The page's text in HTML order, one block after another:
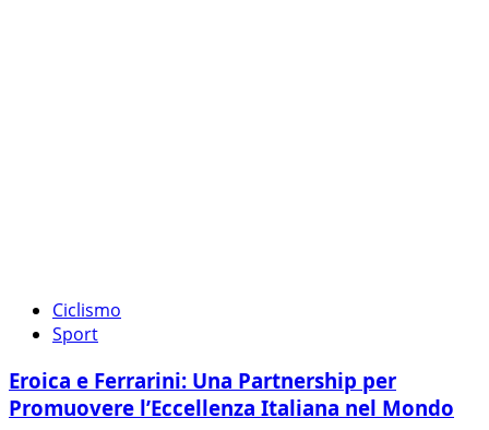
Ciclismo
Sport
Eroica e Ferrarini: Una Partnership per
Promuovere l’Eccellenza Italiana nel Mondo